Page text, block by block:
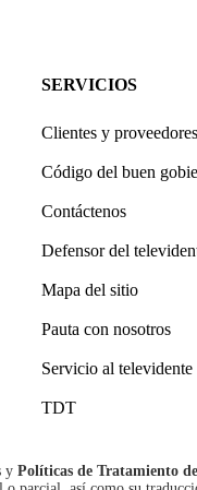
SERVICIOS
Clientes y proveedores
Código del buen
Contáctenos
Defensor del
Mapa del sitio
Pauta con nosotros
Servicio al televidente
TDT
y Políticas de Tratamiento